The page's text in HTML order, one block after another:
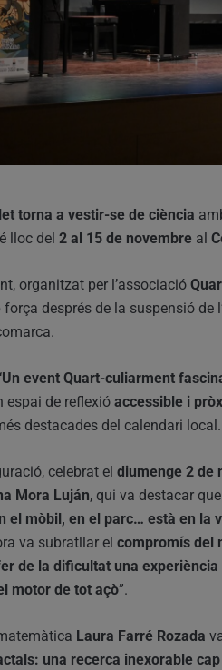
torna a vestir-se de ciència
lloc del 2 al 15 de novembre al
organitzat per l’associació
després de la suspensió de
event Quart-culiarment
espai de reflexió accessible i
destacades del calendari local.
celebrat el diumenge 2 de
Mora Luján, qui va destacar que
el mòbil, en el parc… està en la
va subratllar el compromís del
de la dificultat una
motor de tot açò”.
Laura Farré Rozada
una recerca inexorable